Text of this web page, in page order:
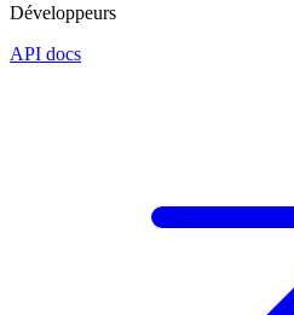
Développeurs
API docs